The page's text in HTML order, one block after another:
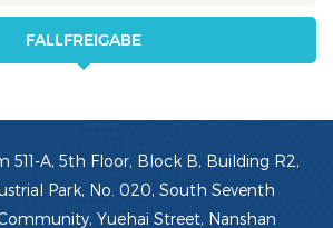
FALLFREIGABE
511-A, 5th Floor, Block B, Building R2,
Park, No. 020, South Seventh
Yuehai Street, Nanshan